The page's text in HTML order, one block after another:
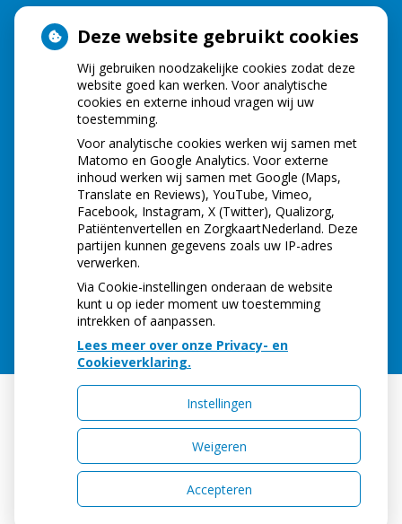
HOE GEZOND IS JE MOND?
Uw Zorg Online|Beheer
Privacy verklaring Cookie-instellingen Voorwaarden
Deze website gebruikt cookies
Wij gebruiken noodzakelijke cookies zodat deze
website goed kan werken. Voor analytische
cookies en externe inhoud vragen wij uw
toestemming.
Voor analytische cookies werken wij samen met
Matomo en Google Analytics. Voor externe
inhoud werken wij samen met Google (Maps,
Translate en Reviews), YouTube, Vimeo,
Facebook, Instagram, X (Twitter), Qualizorg,
Patiëntenvertellen en ZorgkaartNederland. Deze
partijen kunnen gegevens zoals uw IP-adres
verwerken.
Via Cookie-instellingen onderaan de website
kunt u op ieder moment uw toestemming
intrekken of aanpassen.
Lees meer over onze Privacy- en
Cookieverklaring.
Instellingen
Weigeren
Accepteren